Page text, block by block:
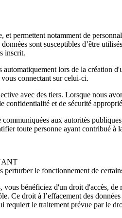
permettent notamment de
sont susceptibles d’être
inscrit.
lors de la
connectant sur celui-ci.
avec des tiers. Lorsque nous
confidentialité et de sécurité
aux autorités
toute personne ayant contribué à
le fonctionnement de
bénéficiez d'un droit d'accès,
Ce droit à l’effacement des
le traitement prévue par le